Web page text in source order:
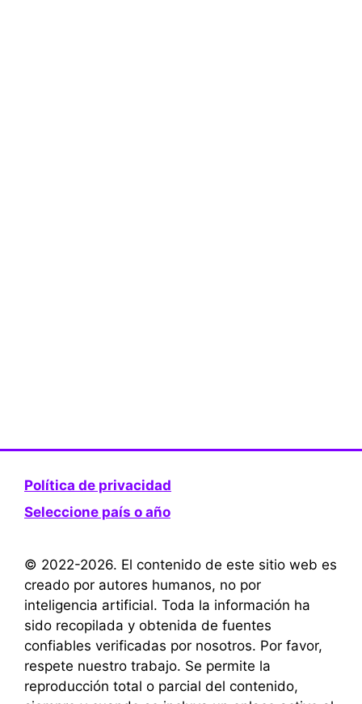
Política de privacidad
Seleccione país o año
© 2022-2026. El contenido de este sitio web es
creado por autores humanos, no por
inteligencia artificial. Toda la información ha
sido recopilada y obtenida de fuentes
confiables verificadas por nosotros. Por favor,
respete nuestro trabajo. Se permite la
reproducción total o parcial del contenido,